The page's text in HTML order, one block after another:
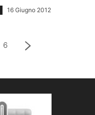
16 Giugno 2012
6